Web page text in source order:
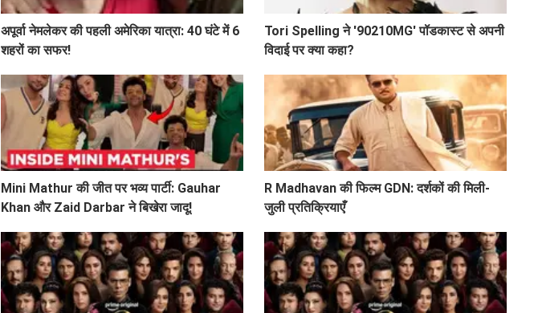
अपूर्वा नेमलेकर की पहली अमेरिका यात्रा: 40 घंटे में 6
शहरों का सफर!
Tori Spelling ने '90210MG' पॉडकास्ट से अपनी
विदाई पर क्या कहा?
Mini Mathur की जीत पर भव्य पार्टी: Gauhar
Khan और Zaid Darbar ने बिखेरा जादू!
R Madhavan की फिल्म GDN: दर्शकों की मिली-
जुली प्रतिक्रियाएँ